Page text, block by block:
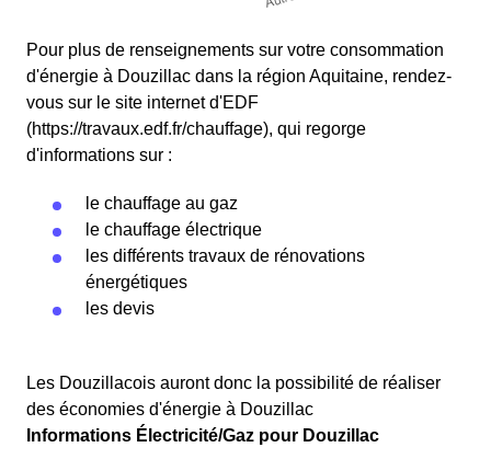
Pour plus de renseignements sur votre consommation
d'énergie à Douzillac dans la région Aquitaine, rendez-
vous sur le site internet d'EDF
(https://travaux.edf.fr/chauffage), qui regorge
d'informations sur :
le chauffage au gaz
le chauffage électrique
les différents travaux de rénovations
énergétiques
les devis
Les Douzillacois auront donc la possibilité de réaliser
des économies d'énergie à Douzillac
Informations Électricité/Gaz pour Douzillac